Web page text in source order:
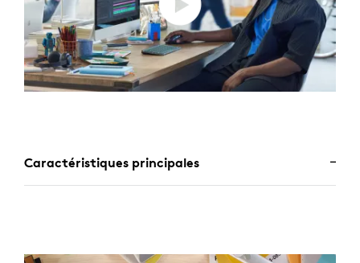
Caractéristiques principales